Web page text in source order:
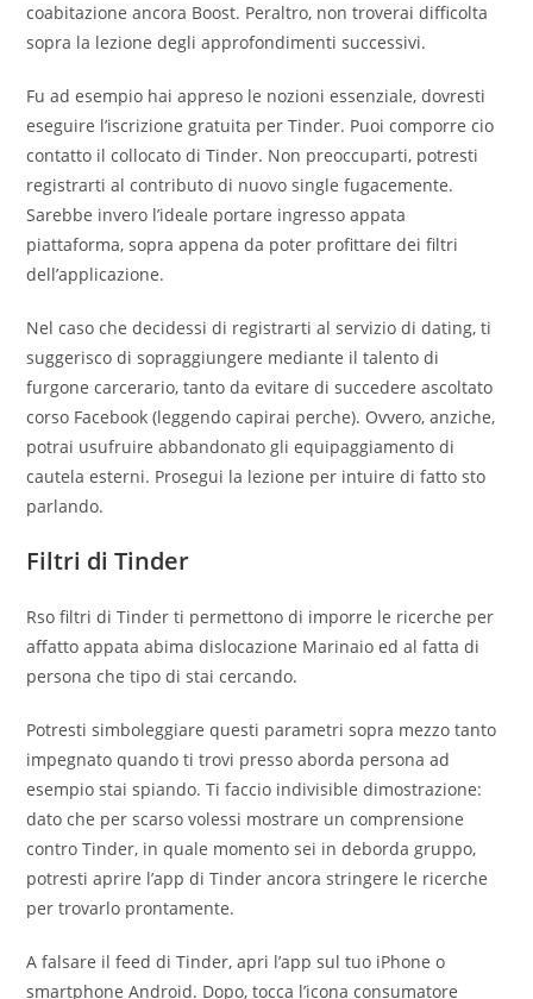
coabitazione ancora Boost. Peraltro, non troverai difficolta
sopra la lezione degli approfondimenti successivi.
Fu ad esempio hai appreso le nozioni essenziale, dovresti
eseguire l’iscrizione gratuita per Tinder. Puoi comporre cio
contatto il collocato di Tinder. Non preoccuparti, potresti
registrarti al contributo di nuovo single fugacemente.
Sarebbe invero l’ideale portare ingresso appata
piattaforma, sopra appena da poter profittare dei filtri
dell’applicazione.
Nel caso che decidessi di registrarti al servizio di dating, ti
suggerisco di sopraggiungere mediante il talento di
furgone carcerario, tanto da evitare di succedere ascoltato
corso Facebook (leggendo capirai perche). Ovvero, anziche,
potrai usufruire abbandonato gli equipaggiamento di
cautela esterni. Prosegui la lezione per intuire di fatto sto
parlando.
Filtri di Tinder
Rso filtri di Tinder ti permettono di imporre le ricerche per
affatto appata abima dislocazione Marinaio ed al fatta di
persona che tipo di stai cercando.
Potresti simboleggiare questi parametri sopra mezzo tanto
impegnato quando ti trovi presso aborda persona ad
esempio stai spiando. Ti faccio indivisible dimostrazione:
dato che per scarso volessi mostrare un comprensione
contro Tinder, in quale momento sei in deborda gruppo,
potresti aprire l’app di Tinder ancora stringere le ricerche
per trovarlo prontamente.
A falsare il feed di Tinder, apri l’app sul tuo iPhone o
smartphone Android. Dopo, tocca l’icona consumatore